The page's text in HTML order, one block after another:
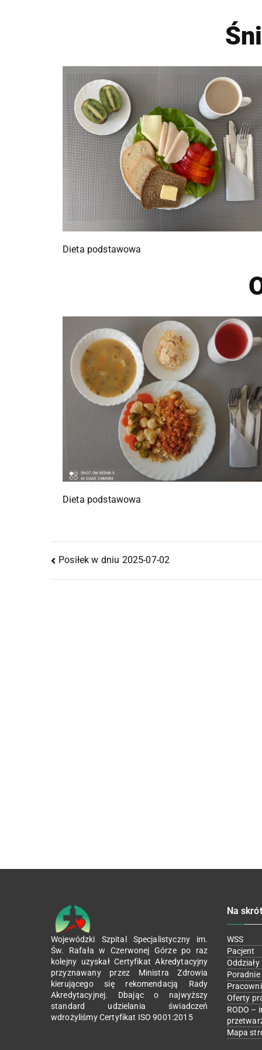
Dieta podstawowa
Dieta podstawowa
Posiłek w dniu 2025-07-02
Wojewódzki Szpital Specjalistyczny im.
Św. Rafała w Czerwonej Górze po raz
kolejny uzyskał Certyfikat Akredytacyjny
przyznawany przez Ministra Zdrowia
kierującego się rekomendacją Rady
Akredytacyjnej. Dbając o najwyższy
standard udzielania świadczeń
wdrożyliśmy Certyfikat ISO 9001:2015
Na
WSS
Pacjent
Oddziały
Poradnie
Oferty
RODO –
Mapa